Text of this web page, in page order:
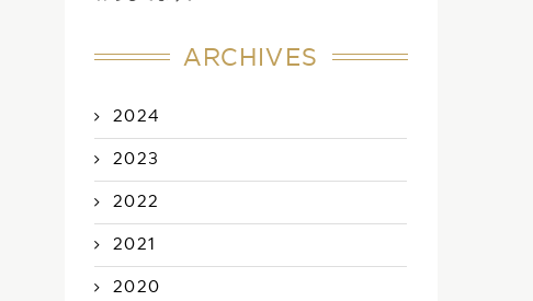
ARCHIVES
2024
2023
2022
2021
2020